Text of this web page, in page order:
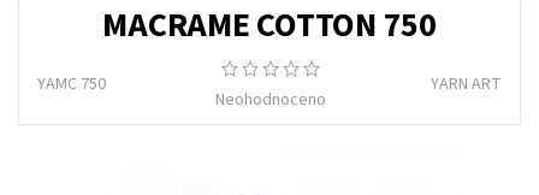
MACRAME COTTON 750
YAMC 750
Neohodnoceno
YARN ART